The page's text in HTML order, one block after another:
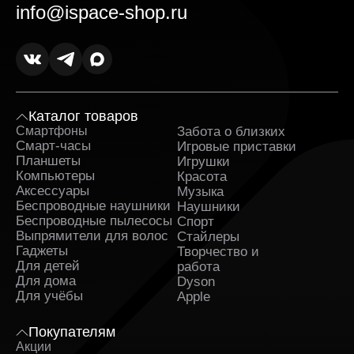
чтобы каждая покупка была действительно
выгодной.
Оригинальные товары в ассортименте с
гарантией. Вся продукция поставляется
каждому заказу прилагаются гарантийные
Оперативная доставка Яндекс Станция Лайт в
Липецке и полное сопровождение заказа.
Заявка обрабатывается сразу после
оформления и быстро передаётся в службу,
которая занимается доставкой. На каждом этапе
вы получаете уведомления и можете
отслеживать путь заказа.
Поддержка клиентов и бонусные предложения.
Служба поддержки работает ежедневно и
помогает решить любые вопросы до и после
покупки. Постоянным клиентам доступны
индивидуальные предложения и накопительные
Регулярные акции и сезонные скидки. Мы часто
info@ispace-shop.ru
Каталог товаров
Смартфоны
Смарт-часы
Планшеты
Компьютеры
Аксессуары
Беспроводные наушники
Беспроводные пылесосы
Выпрямители для волос
Гаджеты
Для детей
Для дома
Для учёбы
Забота о близких
Игровые приставки
Игрушки
Красота
Музыка
Наушники
Спорт
Стайлеры
Творчество и
работа
Dyson
Apple
Покупателям
Акции